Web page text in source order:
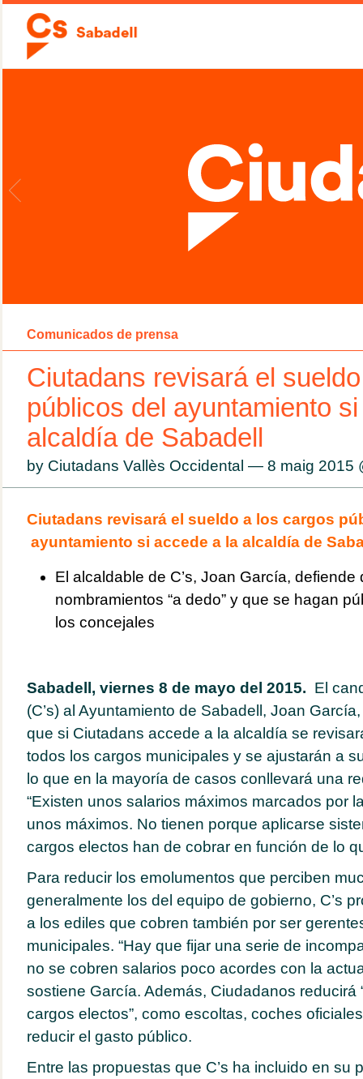
Comunicados de prensa
Ciutadans revisará el
públicos del ayuntamiento
alcaldía de Sabadell
by Ciutadans Vallès Occidental — 8 maig 2015
Ciutadans revisará el sueldo a los cargos
ayuntamiento si accede a la alcaldía de
El alcaldable de C’s, Joan García,
nombramientos “a dedo” y que se hagan
los concejales
Sabadell, viernes 8 de mayo del 2015. El
(C’s) al Ayuntamiento de Sabadell, Joan
que si Ciutadans accede a la alcaldía se
todos los cargos municipales y se ajustarán a
lo que en la mayoría de casos conllevará una
“Existen unos salarios máximos marcados por
unos máximos. No tienen porque aplicarse
cargos electos han de cobrar en función de lo
Para reducir los emolumentos que perciben
generalmente los del equipo de gobierno, C’s
a los ediles que cobren también por ser
municipales. “Hay que fijar una serie de
no se cobren salarios poco acordes con la
sostiene García. Además, Ciudadanos reducirá
cargos electos”, como escoltas, coches
reducir el gasto público.
Entre las propuestas que C’s ha incluido en su